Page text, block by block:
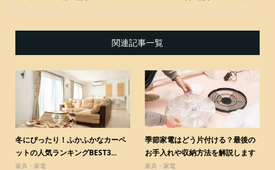
関連記事一覧
冬にぴったり！ふかふかなカーペ
ットの人気ランキングBEST3...
家具・家電
季節家電はどう片付ける？最後の
お手入れや収納方法を解説します
家具・家電